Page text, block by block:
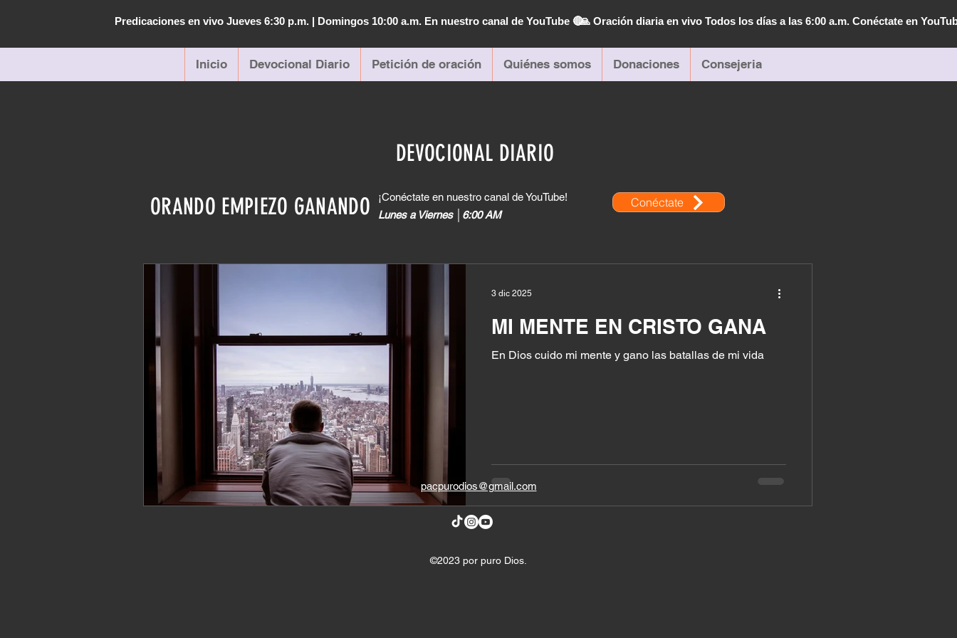
Predicaciones en vivo Jueves 6:30 p.m. | Domingos 10:00 a.m. En nuestro canal de YouTube 🔴🙏 Oración diaria en vivo Todos los días a las 6:00 a.m. Conéctate en
Inicio Devocional Diario Petición de oración Quiénes somos Donaciones Consejeria
DEVOCIONAL DIARIO
MI MENTE EN CRISTO GANA
En Dios cuido mi mente y gano las batallas de mi vida
3 dic 2025
ORANDO EMPIEZO GANANDO
¡Conéctate en nuestro canal de YouTube!
Lunes a Viernes │6:00 AM
Conéctate
pacpurodios@gmail.com
©2023 por puro Dios.